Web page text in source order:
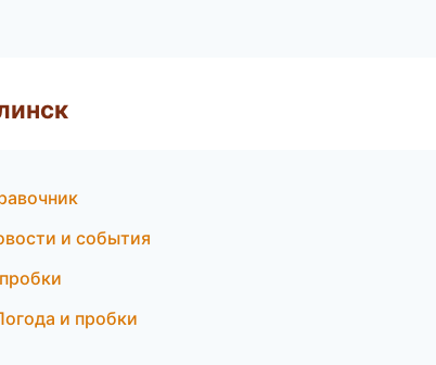
и события
и пробки